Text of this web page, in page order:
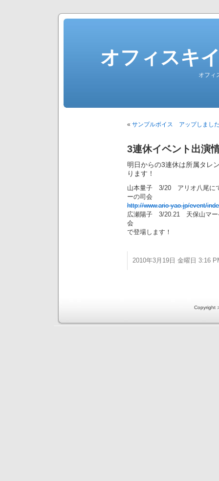
オフィスキ
オフィ
« サンプルボイス アップしまし
3連休イベント出演
明日からの3連休は所属タレ
ります！
山本量子 3/20 アリオ八尾に
ーの司会
http://www.ario-yao.jp/event/
広瀬陽子 3/20.21 天保山マー
会
で登場します！
2010年3月19日 金曜日 3:16
Copyright